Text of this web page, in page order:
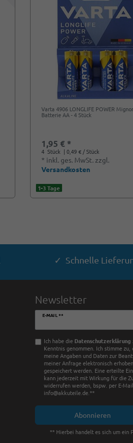
Varta 4906 LONGLIFE POWER
Batterie AA - 4 Stück
1,95 € *
4 Stück | 0,49 € / Stück
* inkl. ges. MwSt. zzgl.
Versandkosten
1-3 Tage
✓ Schnelle
Newsletter
E-MAIL **
Newsletter
Ich habe die Daten­schutz­erklärung
Kenntnis genommen. Ich stimme zu,
meine Angaben und Daten zur
meiner Anfrage elektronisch
gespeichert werden. Eine erteilte
kann jederzeit mit Wirkung für die
widerrufen werden, bspw. per E-
info@akkuteile.de.**
Abonnieren
** Hierbei handelt es sich um ein